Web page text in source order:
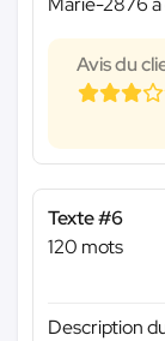
Avis du
Texte #6
120 mots
Description